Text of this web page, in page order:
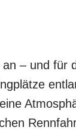
– und für